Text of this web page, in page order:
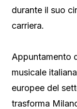
durante il suo
carriera.
Appuntamento
musicale
europee del
trasforma